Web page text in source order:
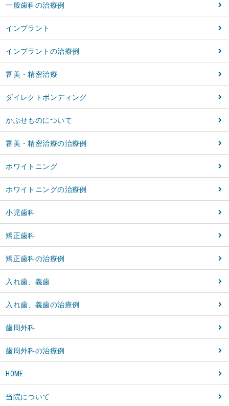
一般歯科の治療例
インプラント
インプラントの治療例
審美・精密治療
ダイレクトボンディング
かぶせものについて
審美・精密治療の治療例
ホワイトニング
ホワイトニングの治療例
小児歯科
矯正歯科
矯正歯科の治療例
入れ歯、義歯
入れ歯、義歯の治療例
歯周外科
歯周外科の治療例
HOME
当院について